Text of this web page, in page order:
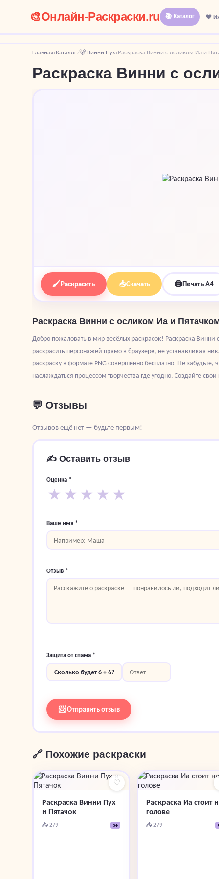
🎨Онлайн-Раскраски.ru 📚 Каталог ❤️
Главная›Каталог›🐻 Винни Пух›Раскраска Винни с осликом Иа и
Раскраска Винни с
🖌Раскрасить 📥Скачать 🖨Печать A4
Раскраска Винни с осликом Иа и
Добро пожаловать в мир весёлых раскрасок! Раскраска
раскрасить персонажей прямо в браузере, не устанавливая
раскраску в формате PNG совершенно бесплатно. Не
наслаждаться процессом творчества где угодно. Создайте
💬 Отзывы
Отзывов ещё нет — будьте первым!
✍️ Оставить отзыв
Оценка *
★ ★ ★ ★ ★
Ваше имя *
Отзыв *
Защита от спама *
Сколько будет 6 + 6?
📨 Отправить отзыв
🔗 Похожие раскраски
♡
Раскраска Винни Пух
и Пятачок
📥 279 3+
Раскраска Иа стоит
голове
📥 279